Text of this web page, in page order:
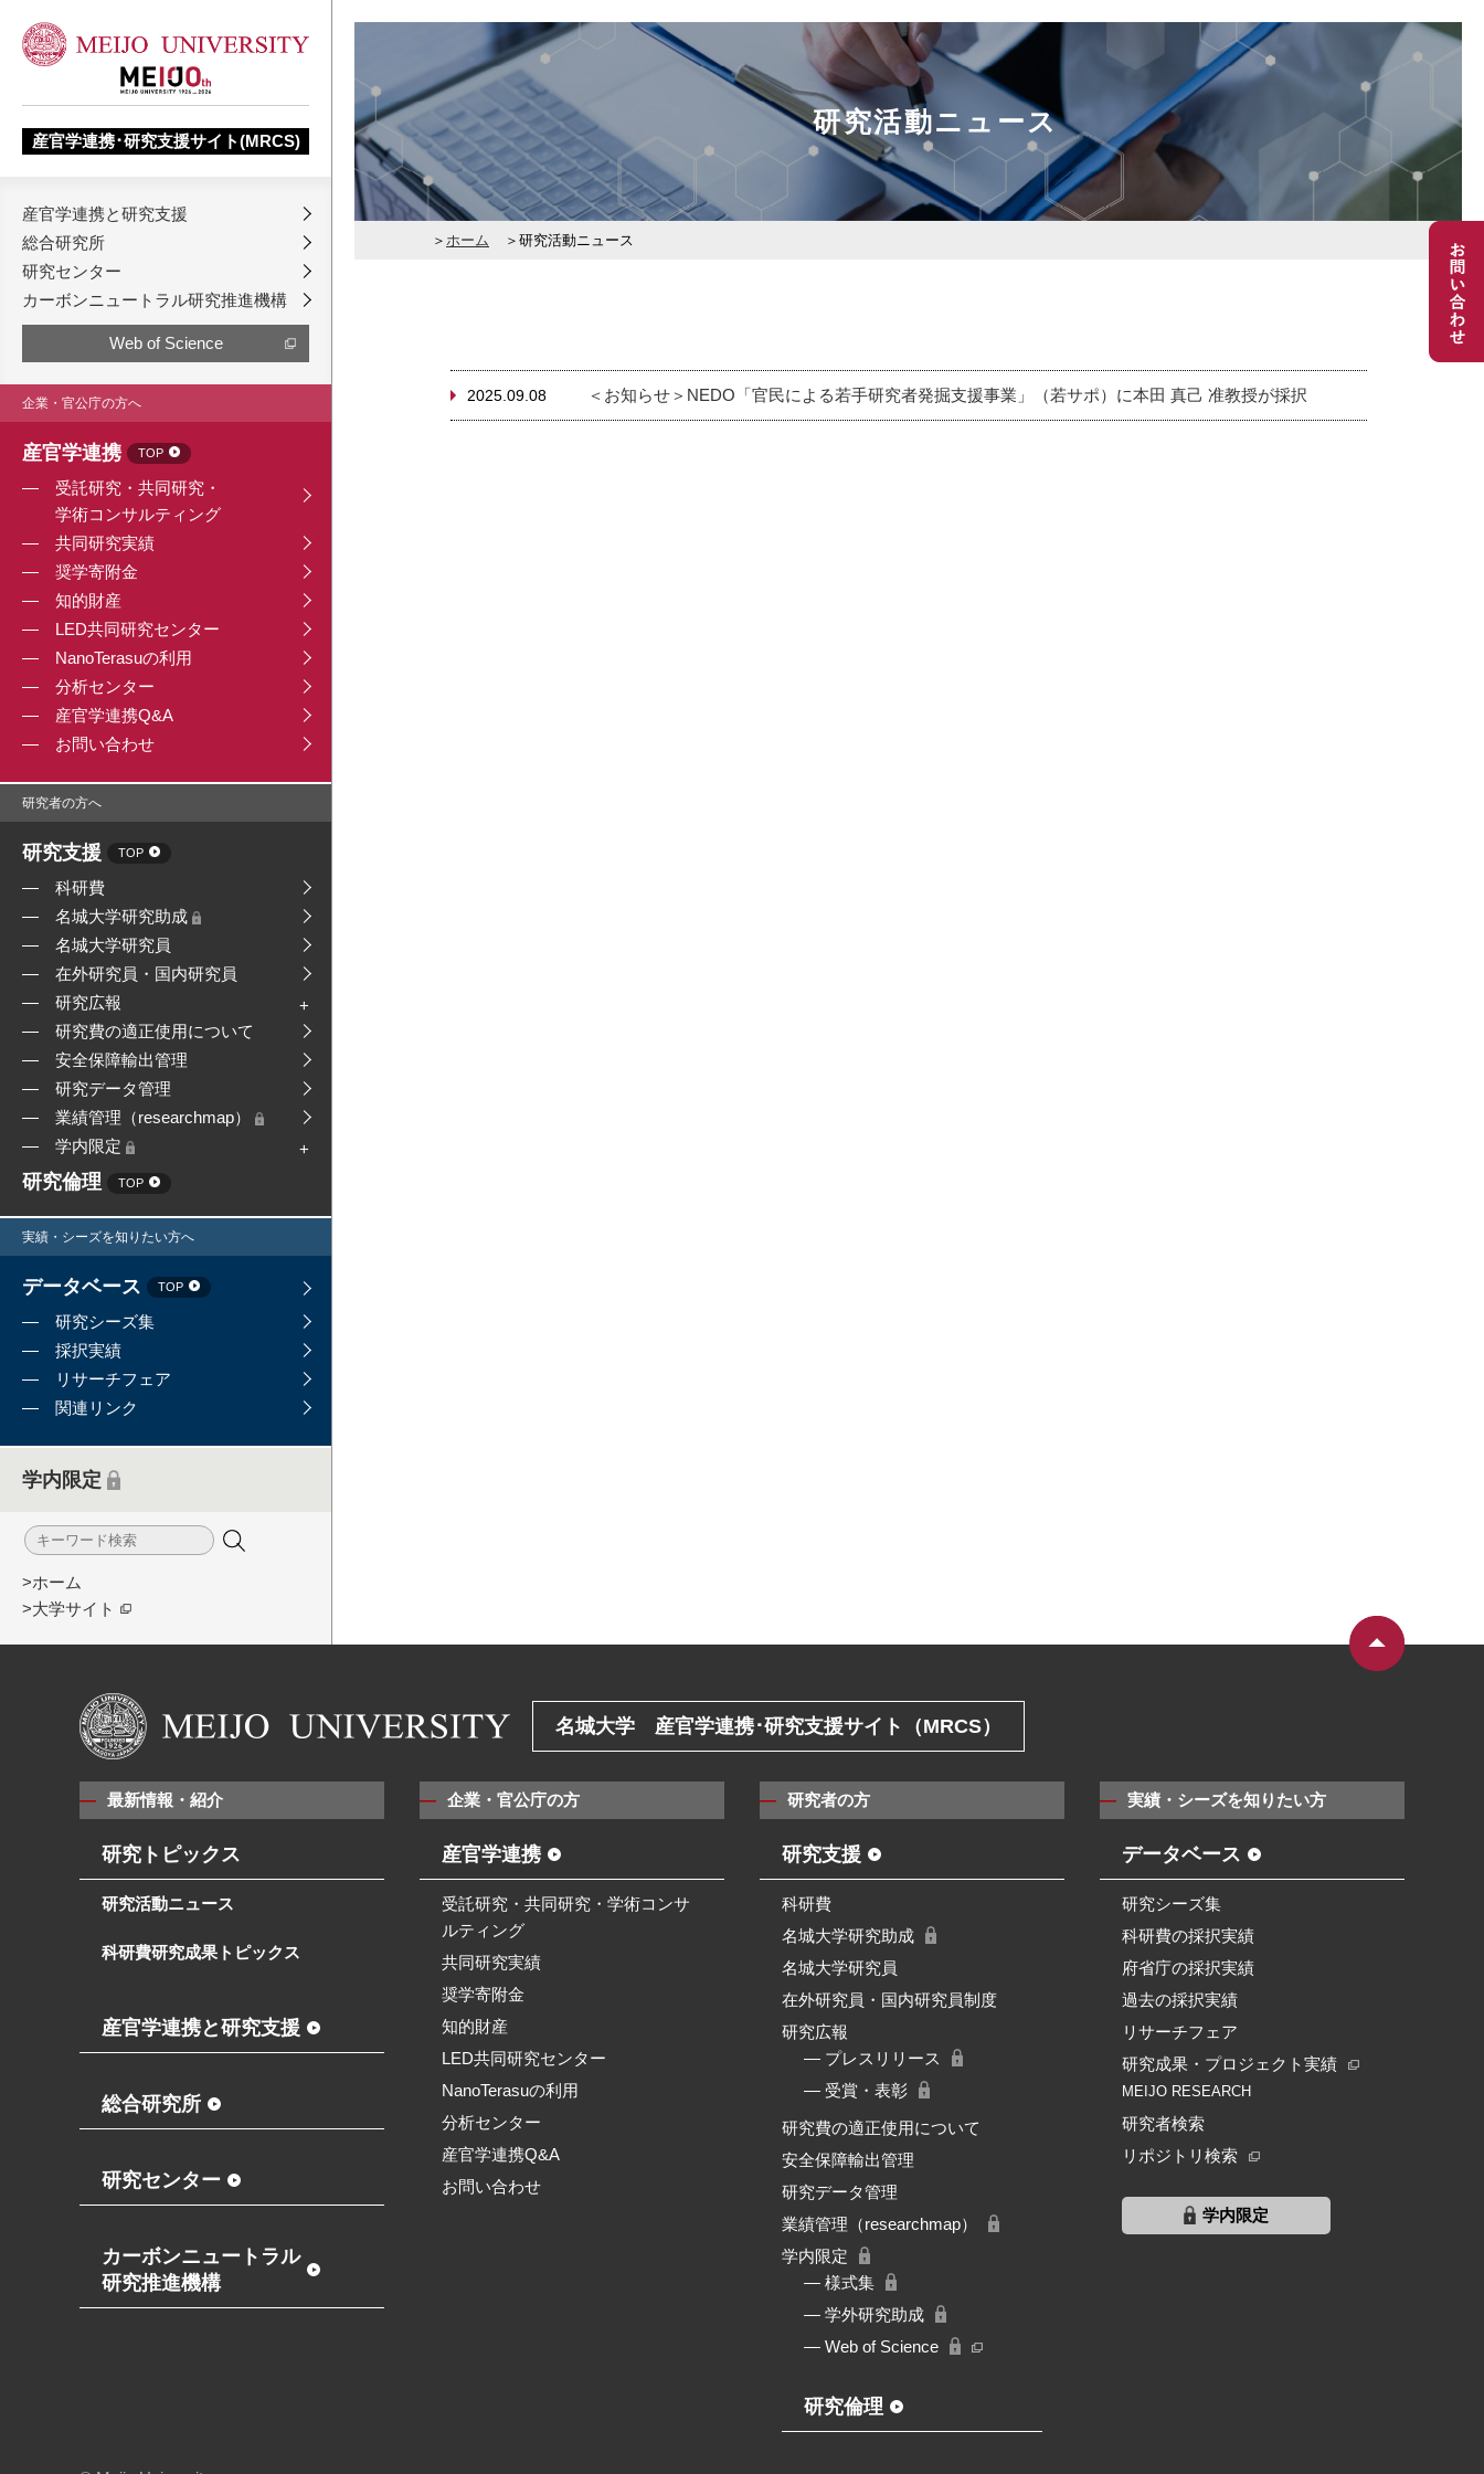
産官学連携･研究支援サイト(MRCS)
産官学連携と研究支援
総合研究所
研究センター
カーボンニュートラル研究推進機構
Web of Science
企業・官公庁の方へ
産官学連携 TOP
受託研究・共同研究・
学術コンサルティング
共同研究実績
奨学寄附金
知的財産
LED共同研究センター
NanoTerasuの利用
分析センター
産官学連携Q&A
お問い合わせ
研究者の方へ
研究支援 TOP
科研費
名城大学研究助成
名城大学研究員
在外研究員・国内研究員
研究広報
研究費の適正使用について
安全保障輸出管理
研究データ管理
業績管理（researchmap）
学内限定
研究倫理 TOP
実績・シーズを知りたい方へ
データベース TOP
研究シーズ集
採択実績
リサーチフェア
関連リンク
学内限定
>ホーム
>大学サイト
研究活動ニュース
ホーム 研究活動ニュース
2025.09.08 ＜お知らせ＞NEDO「官民による若手研究者発掘支援事業」（若サポ）に本田 真己 准教授が採択
名城大学 産官学連携･研究支援サイト（MRCS）
最新情報・紹介
研究トピックス
研究活動ニュース
科研費研究成果トピックス
産官学連携と研究支援
総合研究所
研究センター
カーボンニュートラル
研究推進機構
企業・官公庁の方
産官学連携
受託研究・共同研究・学術コンサ
ルティング
共同研究実績
奨学寄附金
知的財産
LED共同研究センター
NanoTerasuの利用
分析センター
産官学連携Q&A
お問い合わせ
研究者の方
研究支援
科研費
名城大学研究助成
名城大学研究員
在外研究員・国内研究員制度
研究広報
― プレスリリース
― 受賞・表彰
研究費の適正使用について
安全保障輸出管理
研究データ管理
業績管理（researchmap）
学内限定
― 様式集
― 学外研究助成
― Web of Science
研究倫理
実績・シーズを知りたい方
データベース
研究シーズ集
科研費の採択実績
府省庁の採択実績
過去の採択実績
リサーチフェア
研究成果・プロジェクト実績
MEIJO RESEARCH
研究者検索
リポジトリ検索
学内限定